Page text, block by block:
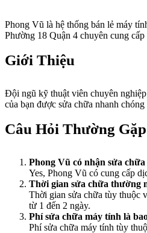
Phong Vũ là hệ thống bán lẻ máy
Phường 18 Quận 4 chuyên cung
Giới Thiệu
Đội ngũ kỹ thuật viên chuyên
của bạn được sửa chữa nhanh chóng
Câu Hỏi Thường Gặp
Phong Vũ có nhận sửa
Yes, Phong Vũ có cung cấp
Thời gian sửa chữa thường
Thời gian sửa chữa tùy thuộc
từ 1 đến 2 ngày.
Phí sửa chữa máy tính là
Phí sửa chữa máy tính tùy